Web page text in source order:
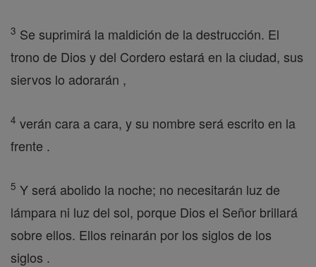
3 Se suprimirá la maldición de la destrucción. El
trono de Dios y del Cordero estará en la ciudad, sus
siervos lo adorarán ,
4 verán cara a cara, y su nombre será escrito en la
frente .
5 Y será abolido la noche; no necesitarán luz de
lámpara ni luz del sol, porque Dios el Señor brillará
sobre ellos. Ellos reinarán por los siglos de los
siglos .